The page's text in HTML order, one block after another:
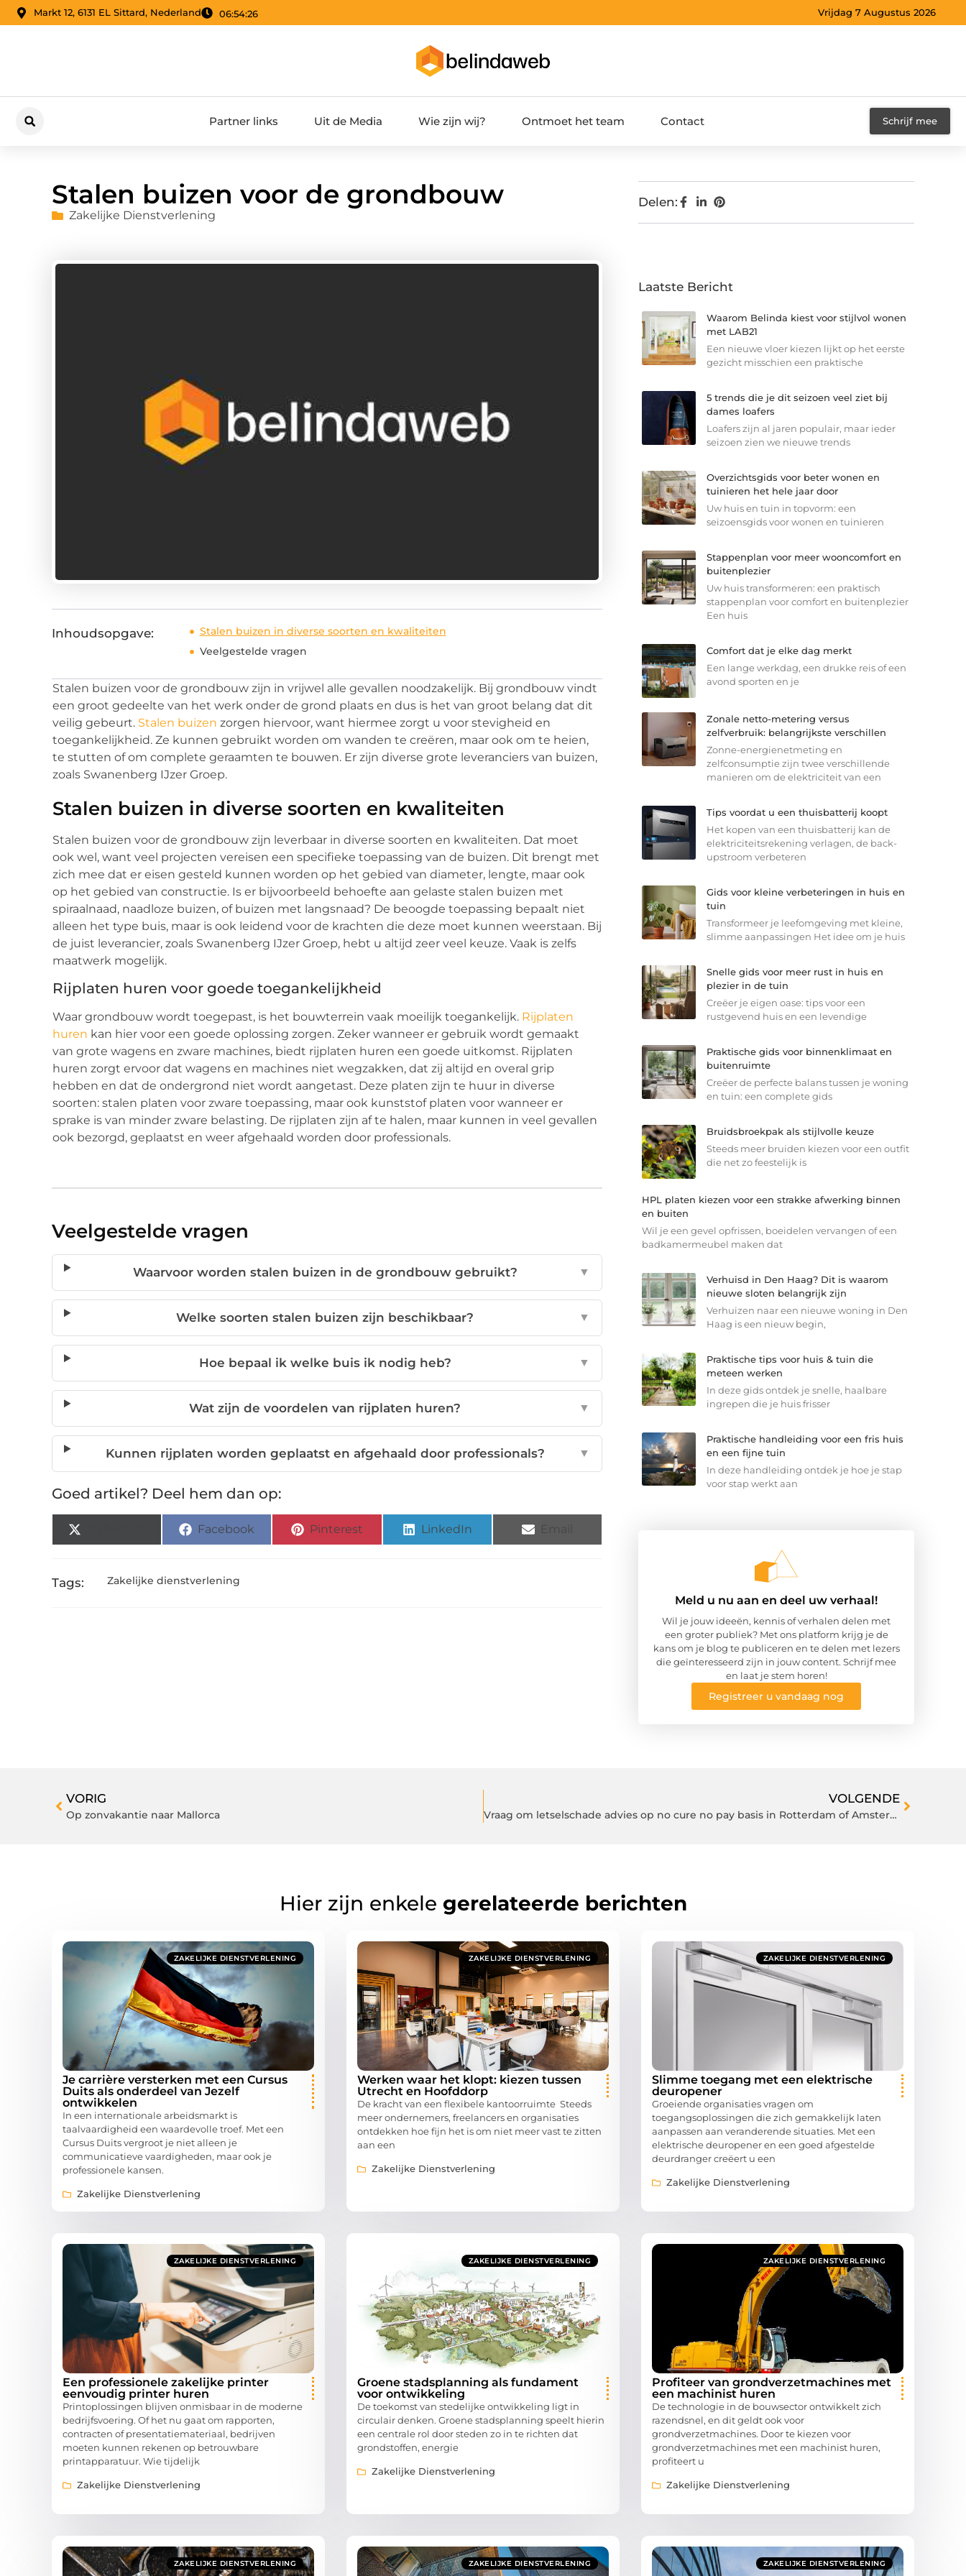
Markt 12, 6131 EL Sittard, Nederland 06:54:27 Vrijdag 7 Augustus 2026
Partner links Uit de Media Wie zijn wij? Ontmoet het team Contact Schrijf mee
Stalen buizen voor de grondbouw
Zakelijke Dienstverlening
Inhoudsopgave:
Stalen buizen in diverse soorten en kwaliteiten
Veelgestelde vragen
Stalen buizen voor de grondbouw zijn in vrijwel alle gevallen noodzakelijk. Bij grondbouw vindt
een groot gedeelte van het werk onder de grond plaats en dus is het van groot belang dat dit
veilig gebeurt. Stalen buizen zorgen hiervoor, want hiermee zorgt u voor stevigheid en
toegankelijkheid. Ze kunnen gebruikt worden om wanden te creëren, maar ook om te heien,
te stutten of om complete geraamten te bouwen. Er zijn diverse grote leveranciers van buizen,
zoals Swanenberg IJzer Groep.
Stalen buizen in diverse soorten en kwaliteiten
Stalen buizen voor de grondbouw zijn leverbaar in diverse soorten en kwaliteiten. Dat moet
ook wel, want veel projecten vereisen een specifieke toepassing van de buizen. Dit brengt met
zich mee dat er eisen gesteld kunnen worden op het gebied van diameter, lengte, maar ook
op het gebied van constructie. Is er bijvoorbeeld behoefte aan gelaste stalen buizen met
spiraalnaad, naadloze buizen, of buizen met langsnaad? De beoogde toepassing bepaalt niet
alleen het type buis, maar is ook leidend voor de krachten die deze moet kunnen weerstaan. Bij
de juist leverancier, zoals Swanenberg IJzer Groep, hebt u altijd zeer veel keuze. Vaak is zelfs
maatwerk mogelijk.
Rijplaten huren voor goede toegankelijkheid
Waar grondbouw wordt toegepast, is het bouwterrein vaak moeilijk toegankelijk. Rijplaten
huren kan hier voor een goede oplossing zorgen. Zeker wanneer er gebruik wordt gemaakt
van grote wagens en zware machines, biedt rijplaten huren een goede uitkomst. Rijplaten
huren zorgt ervoor dat wagens en machines niet wegzakken, dat zij altijd en overal grip
hebben en dat de ondergrond niet wordt aangetast. Deze platen zijn te huur in diverse
soorten: stalen platen voor zware toepassing, maar ook kunststof platen voor wanneer er
sprake is van minder zware belasting. De rijplaten zijn af te halen, maar kunnen in veel gevallen
ook bezorgd, geplaatst en weer afgehaald worden door professionals.
Veelgestelde vragen
Waarvoor worden stalen buizen in de grondbouw gebruikt? ▼
Welke soorten stalen buizen zijn beschikbaar? ▼
Hoe bepaal ik welke buis ik nodig heb? ▼
Wat zijn de voordelen van rijplaten huren? ▼
Kunnen rijplaten worden geplaatst en afgehaald door professionals? ▼
Goed artikel? Deel hem dan op:
Facebook Pinterest LinkedIn
Tags: Zakelijke dienstverlening
Delen:
Laatste Bericht
Waarom Belinda kiest voor stijlvol wonen
met LAB21
Een nieuwe vloer kiezen lijkt op het eerste
gezicht misschien een praktische
5 trends die je dit seizoen veel ziet bij
dames loafers
Loafers zijn al jaren populair, maar ieder
seizoen zien we nieuwe trends
Overzichtsgids voor beter wonen en
tuinieren het hele jaar door
Uw huis en tuin in topvorm: een
seizoensgids voor wonen en tuinieren
Stappenplan voor meer wooncomfort en
buitenplezier
Uw huis transformeren: een praktisch
stappenplan voor comfort en buitenplezier
Een huis
Comfort dat je elke dag merkt
Een lange werkdag, een drukke reis of een
avond sporten en je
Zonale netto-metering versus
zelfverbruik: belangrijkste verschillen
Zonne-energienetmeting en
zelfconsumptie zijn twee verschillende
manieren om de elektriciteit van een
Tips voordat u een thuisbatterij koopt
Het kopen van een thuisbatterij kan de
elektriciteitsrekening verlagen, de back-
upstroom verbeteren
Gids voor kleine verbeteringen in huis en
tuin
Transformeer je leefomgeving met kleine,
slimme aanpassingen Het idee om je huis
Snelle gids voor meer rust in huis en
plezier in de tuin
Creëer je eigen oase: tips voor een
rustgevend huis en een levendige
Praktische gids voor binnenklimaat en
buitenruimte
Creëer de perfecte balans tussen je woning
en tuin: een complete gids
Bruidsbroekpak als stijlvolle keuze
Steeds meer bruiden kiezen voor een outfit
die net zo feestelijk is
HPL platen kiezen voor een strakke afwerking binnen
en buiten
Wil je een gevel opfrissen, boeidelen vervangen of een
badkamermeubel maken dat
Verhuisd in Den Haag? Dit is waarom
nieuwe sloten belangrijk zijn
Verhuizen naar een nieuwe woning in Den
Haag is een nieuw begin,
Praktische tips voor huis & tuin die
meteen werken
In deze gids ontdek je snelle, haalbare
ingrepen die je huis frisser
Praktische handleiding voor een fris huis
en een fijne tuin
In deze handleiding ontdek je hoe je stap
voor stap werkt aan
Meld u nu aan en deel uw verhaal!
Wil je jouw ideeën, kennis of verhalen delen met
een groter publiek? Met ons platform krijg je de
kans om je blog te publiceren en te delen met lezers
die geïnteresseerd zijn in jouw content. Schrijf mee
en laat je stem horen!
Registreer u vandaag nog
VORIG
Op zonvakantie naar Mallorca
VOLGENDE
Vraag om letselschade advies op no cure no pay basis in Rotterdam of Amsterdam
Hier zijn enkele gerelateerde berichten
ZAKELIJKE DIENSTVERLENING
Je carrière versterken met een Cursus
Duits als onderdeel van Jezelf
ontwikkelen
In een internationale arbeidsmarkt is
taalvaardigheid een waardevolle troef. Met een
Cursus Duits vergroot je niet alleen je
communicatieve vaardigheden, maar ook je
professionele kansen.
Zakelijke Dienstverlening
ZAKELIJKE DIENSTVERLENING
Werken waar het klopt: kiezen tussen
Utrecht en Hoofddorp
De kracht van een flexibele kantoorruimte Steeds
meer ondernemers, freelancers en organisaties
ontdekken hoe fijn het is om niet meer vast te zitten
aan een
Zakelijke Dienstverlening
ZAKELIJKE DIENSTVERLENING
Slimme toegang met een elektrische
deuropener
Groeiende organisaties vragen om
toegangsoplossingen die zich gemakkelijk laten
aanpassen aan veranderende situaties. Met een
elektrische deuropener en een goed afgestelde
deurdranger creëert u een
Zakelijke Dienstverlening
ZAKELIJKE DIENSTVERLENING
Een professionele zakelijke printer
eenvoudig printer huren
Printoplossingen blijven onmisbaar in de moderne
bedrijfsvoering. Of het nu gaat om rapporten,
contracten of presentatiemateriaal, bedrijven
moeten kunnen rekenen op betrouwbare
printapparatuur. Wie tijdelijk
Zakelijke Dienstverlening
ZAKELIJKE DIENSTVERLENING
Groene stadsplanning als fundament
voor ontwikkeling
De toekomst van stedelijke ontwikkeling ligt in
circulair denken. Groene stadsplanning speelt hierin
een centrale rol door steden zo in te richten dat
grondstoffen, energie
Zakelijke Dienstverlening
ZAKELIJKE DIENSTVERLENING
Profiteer van grondverzetmachines met
een machinist huren
De technologie in de bouwsector ontwikkelt zich
razendsnel, en dit geldt ook voor
grondverzetmachines. Door te kiezen voor
grondverzetmachines met een machinist huren,
profiteert u
Zakelijke Dienstverlening
ZAKELIJKE DIENSTVERLENING ZAKELIJKE DIENSTVERLENING ZAKELIJKE DIENSTVERLENING